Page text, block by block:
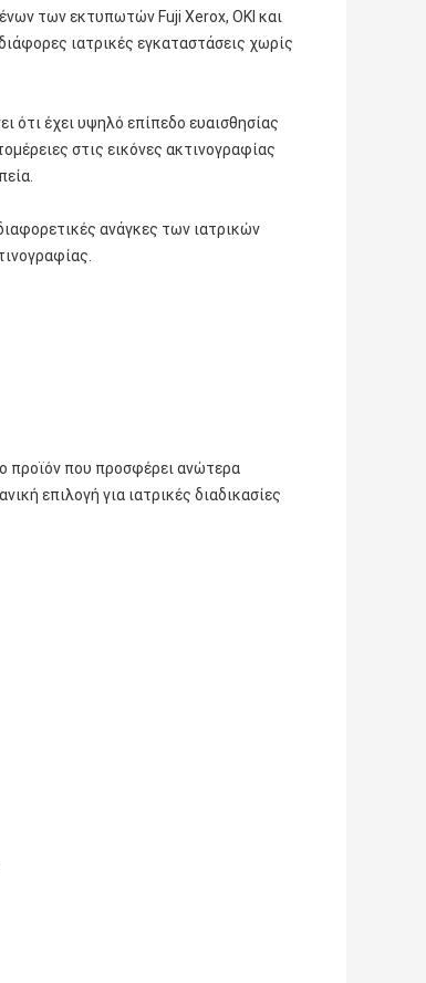
των εκτυπωτών Fuji Xerox, OKI και
ιατρικές εγκαταστάσεις χωρίς
ότι έχει υψηλό επίπεδο ευαισθησίας
στις εικόνες ακτινογραφίας
ανάγκες των ιατρικών
προϊόν που προσφέρει ανώτερα
επιλογή για ιατρικές διαδικασίες